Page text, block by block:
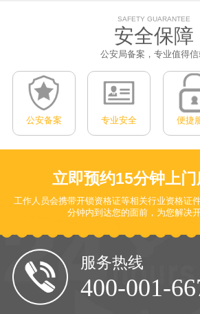
SAFETY GUARANTEE
安全保障
公安局备案，专业值得信
公安备案 专业安全 便捷
立即预约15分钟上门
工作人员会携带开锁资格证等相关行业资格证
分钟内到达您的面前，为您解决
服务热线
400-001-